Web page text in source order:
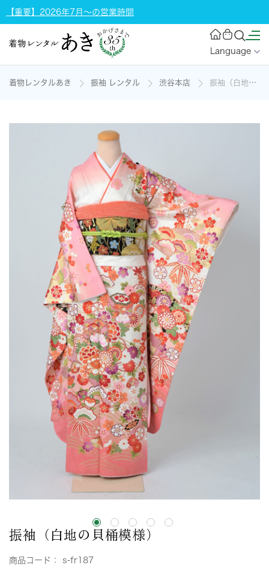
【重要】2026年7月～の営業時間
Language
着物レンタルあき 振袖 レンタル 渋谷本店 振袖（白地の貝桶模様）の着物レンタル
振袖（白地の貝桶模様）
商品コード： s-fr187